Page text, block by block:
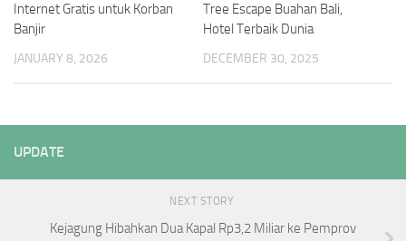
Internet Gratis untuk Korban
Banjir
JANUARY 8, 2026
Tree Escape Buahan Bali,
Hotel Terbaik Dunia
DECEMBER 30, 2025
UPDATE
NEXT STORY
Kejagung Hibahkan Dua Kapal Rp3,2 Miliar ke Pemprov